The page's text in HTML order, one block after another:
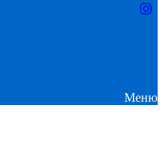
Меню